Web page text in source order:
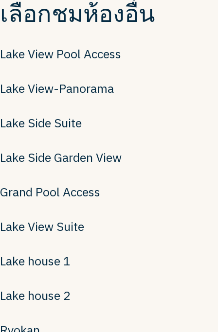
เลือกชมห้องอื่น
Lake View Pool Access
Lake View-Panorama
Lake Side Suite
Lake Side Garden View
Grand Pool Access
Lake View Suite
Lake house 1
Lake house 2